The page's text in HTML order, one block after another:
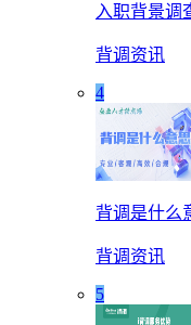
入职背景调
背调资讯
4
背调是什么
背调资讯
5